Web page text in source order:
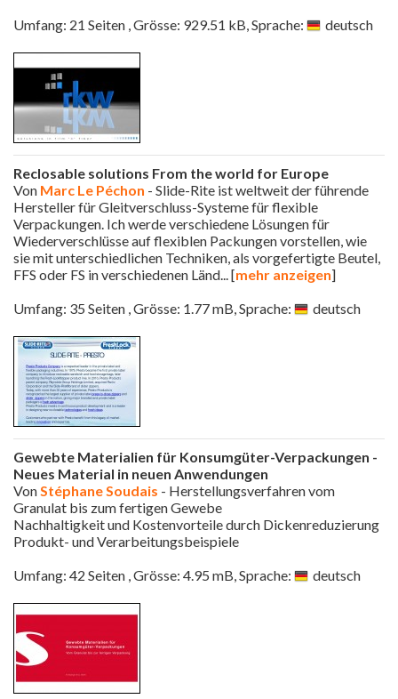
Umfang: 21 Seiten , Grösse: 929.51 kB, Sprache:
deutsch
Reclosable solutions From the world for Europe
Von Marc Le Péchon - Slide-Rite ist weltweit der führende
Hersteller für Gleitverschluss-Systeme für flexible
Verpackungen. Ich werde verschiedene Lösungen für
Wiederverschlüsse auf flexiblen Packungen vorstellen, wie
sie mit unterschiedlichen Techniken, als vorgefertigte Beutel,
FFS oder FS in verschiedenen Länd... [mehr anzeigen]
Umfang: 35 Seiten , Grösse: 1.77 mB, Sprache:
deutsch
Gewebte Materialien für Konsumgüter-Verpackungen -
Neues Material in neuen Anwendungen
VonStéphane Soudais - Herstellungsverfahren vom
Granulat bis zum fertigen Gewebe
Nachhaltigkeit und Kostenvorteile durch Dickenreduzierung
Produkt- und Verarbeitungsbeispiele
Umfang: 42 Seiten , Grösse: 4.95 mB, Sprache:
deutsch